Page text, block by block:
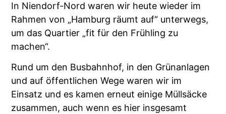
In Niendorf-Nord waren wir heute wieder im
Rahmen von „Hamburg räumt auf“ unterwegs,
um das Quartier „fit für den Frühling zu
machen“.
Rund um den Busbahnhof, in den Grünanlagen
und auf öffentlichen Wege waren wir im
Einsatz und es kamen erneut einige Müllsäcke
zusammen, auch wenn es hier insgesamt